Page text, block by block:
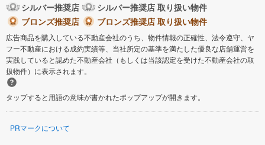
シルバー推奨店
シルバー推奨店 取り扱い物件
ブロンズ推奨店
ブロンズ推奨店 取り扱い物件
広告商品を購入している不動産会社のうち、物件情報の正確性、法令遵守、ヤ
フー不動産における成約実績等、当社所定の基準を満たした優良な店舗運営を
実践していると認めた不動産会社（もしくは当該認定を受けた不動産会社の取
扱物件）に表示されます。
タップすると用語の意味が書かれたポップアップが開きます。
PRマークについて